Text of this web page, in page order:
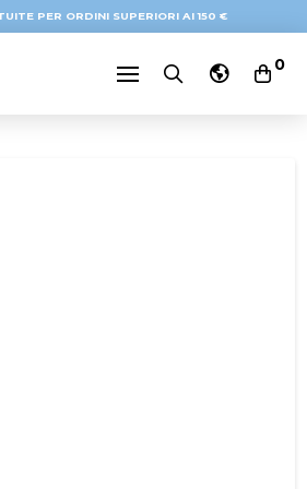
PER ORDINI SUPERIORI AI 150 €
0